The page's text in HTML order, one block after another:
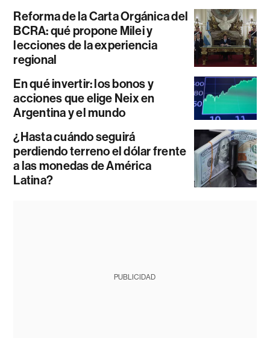
Reforma de la Carta Orgánica del
BCRA: qué propone Milei y
lecciones de la experiencia
regional
En qué invertir: los bonos y
acciones que elige Neix en
Argentina y el mundo
¿Hasta cuándo seguirá
perdiendo terreno el dólar frente
a las monedas de América
Latina?
PUBLICIDAD